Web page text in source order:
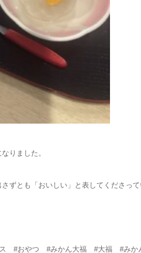
りました。
ずとも「おいしい」と表してくださって
#おやつ #みかん大福 #大福 #みか